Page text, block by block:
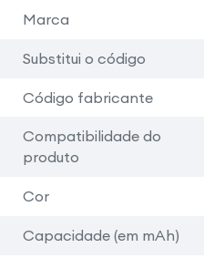
Marca
Substitui o código
Código fabricante
Compatibilidade do
produto
Cor
Capacidade (em mAh)